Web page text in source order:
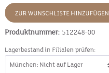
ZUR WUNSCHLISTE HINZUFÜGEN
Produktnummer: 512248-00
Lagerbestand in Filialen prüfen: